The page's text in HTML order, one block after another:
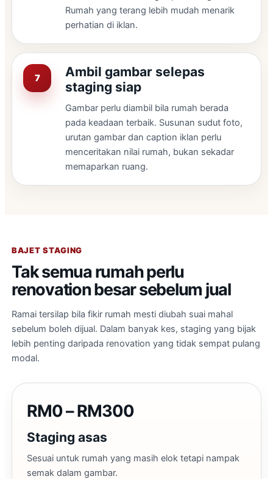
Rumah yang terang lebih mudah menarik
perhatian di iklan.
Ambil gambar selepas
staging siap
Gambar perlu diambil bila rumah berada
pada keadaan terbaik. Susunan sudut foto,
urutan gambar dan caption iklan perlu
menceritakan nilai rumah, bukan sekadar
memaparkan ruang.
BAJET STAGING
Tak semua rumah perlu
renovation besar sebelum jual
Ramai tersilap bila fikir rumah mesti diubah suai mahal
sebelum boleh dijual. Dalam banyak kes, staging yang bijak
lebih penting daripada renovation yang tidak sempat pulang
modal.
RM0 – RM300
Staging asas
Sesuai untuk rumah yang masih elok tetapi nampak
semak dalam gambar.